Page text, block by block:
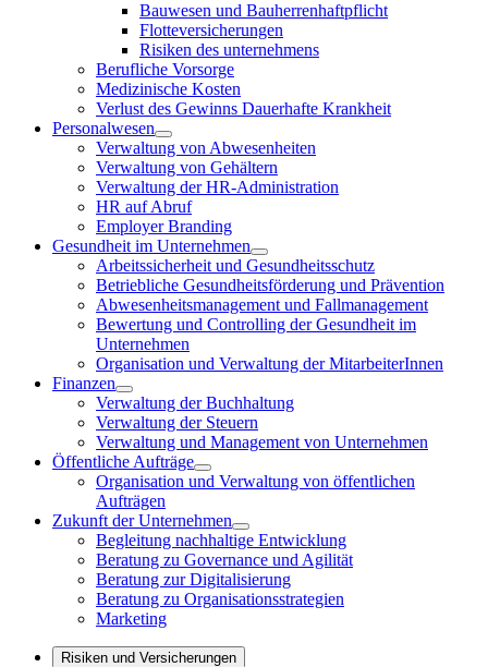
Bauwesen und Bauherrenhaftpflicht
Flotteversicherungen
Risiken des unternehmens
Berufliche Vorsorge
Medizinische Kosten
Verlust des Gewinns Dauerhafte Krankheit
Personalwesen
Verwaltung von Abwesenheiten
Verwaltung von Gehältern
Verwaltung der HR-Administration
HR auf Abruf
Employer Branding
Gesundheit im Unternehmen
Arbeitssicherheit und Gesundheitsschutz
Betriebliche Gesundheitsförderung und Prävention
Abwesenheitsmanagement und Fallmanagement
Bewertung und Controlling der Gesundheit im
Unternehmen
Organisation und Verwaltung der MitarbeiterInnen
Finanzen
Verwaltung der Buchhaltung
Verwaltung der Steuern
Verwaltung und Management von Unternehmen
Öffentliche Aufträge
Organisation und Verwaltung von öffentlichen
Aufträgen
Zukunft der Unternehmen
Begleitung nachhaltige Entwicklung
Beratung zu Governance und Agilität
Beratung zur Digitalisierung
Beratung zu Organisationsstrategien
Marketing
Risiken und Versicherungen